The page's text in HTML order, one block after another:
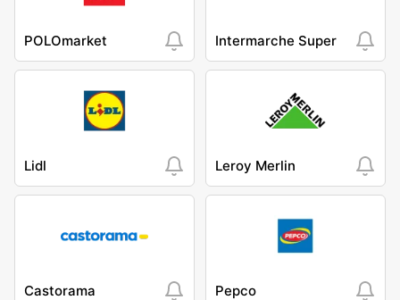
POLOmarket Intermarche Super
Lidl Leroy Merlin
Castorama Pepco